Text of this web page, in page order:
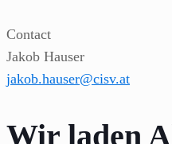
Contact
Jakob Hauser
jakob.hauser@cisv.at
Wir laden